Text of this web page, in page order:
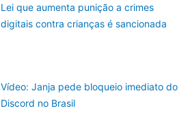
Lei que aumenta punição a crimes
digitais contra crianças é sancionada
Vídeo: Janja pede bloqueio imediato do
Discord no Brasil